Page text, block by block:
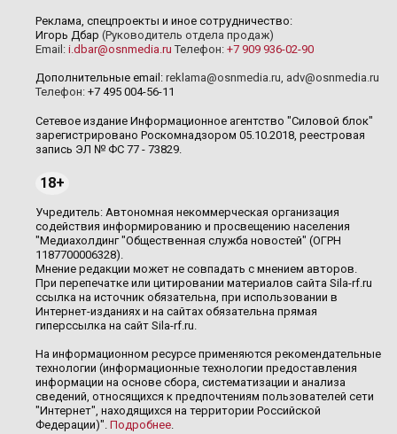
Реклама, спецпроекты и иное сотрудничество:
Игорь Дбар (Руководитель отдела продаж)
Email: i.dbar@osnmedia.ru Телефон: +7 909 936-02-90
Дополнительные email: reklama@osnmedia.ru, adv@osnmedia.ru
Телефон: +7 495 004-56-11
Сетевое издание Информационное агентство "Силовой блок"
зарегистрировано Роскомнадзором 05.10.2018, реестровая
запись ЭЛ № ФС 77 - 73829.
18+
Учредитель: Автономная некоммерческая организация
содействия информированию и просвещению населения
"Медиахолдинг "Общественная служба новостей" (ОГРН
1187700006328).
Мнение редакции может не совпадать с мнением авторов.
При перепечатке или цитировании материалов сайта Sila-rf.ru
ссылка на источник обязательна, при использовании в
Интернет-изданиях и на сайтах обязательна прямая
гиперссылка на сайт Sila-rf.ru.
На информационном ресурсе применяются рекомендательные
технологии (информационные технологии предоставления
информации на основе сбора, систематизации и анализа
сведений, относящихся к предпочтениям пользователей сети
"Интернет", находящихся на территории Российской
Федерации)". Подробнее.